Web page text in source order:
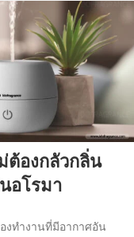
ต้องกลัวกลิ่น
อโรมา
งทำงานที่มีอากาศอัน